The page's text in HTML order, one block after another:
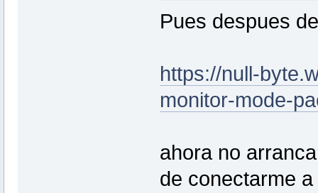
Pues despues
https://null-
monitor-mode-
ahora no
de conectarme